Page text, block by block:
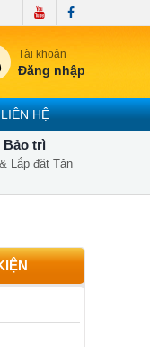
Tài khoản
Đăng nhập
LIÊN HỆ
Bảo trì
Lắp đặt Tận